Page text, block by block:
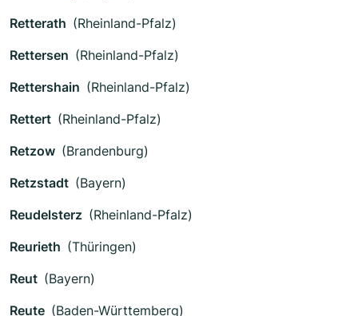
Retterath (Rheinland-Pfalz)
Rettersen (Rheinland-Pfalz)
Rettershain (Rheinland-Pfalz)
Rettert (Rheinland-Pfalz)
Retzow (Brandenburg)
Retzstadt (Bayern)
Reudelsterz (Rheinland-Pfalz)
Reurieth (Thüringen)
Reut (Bayern)
Reute (Baden-Württemberg)